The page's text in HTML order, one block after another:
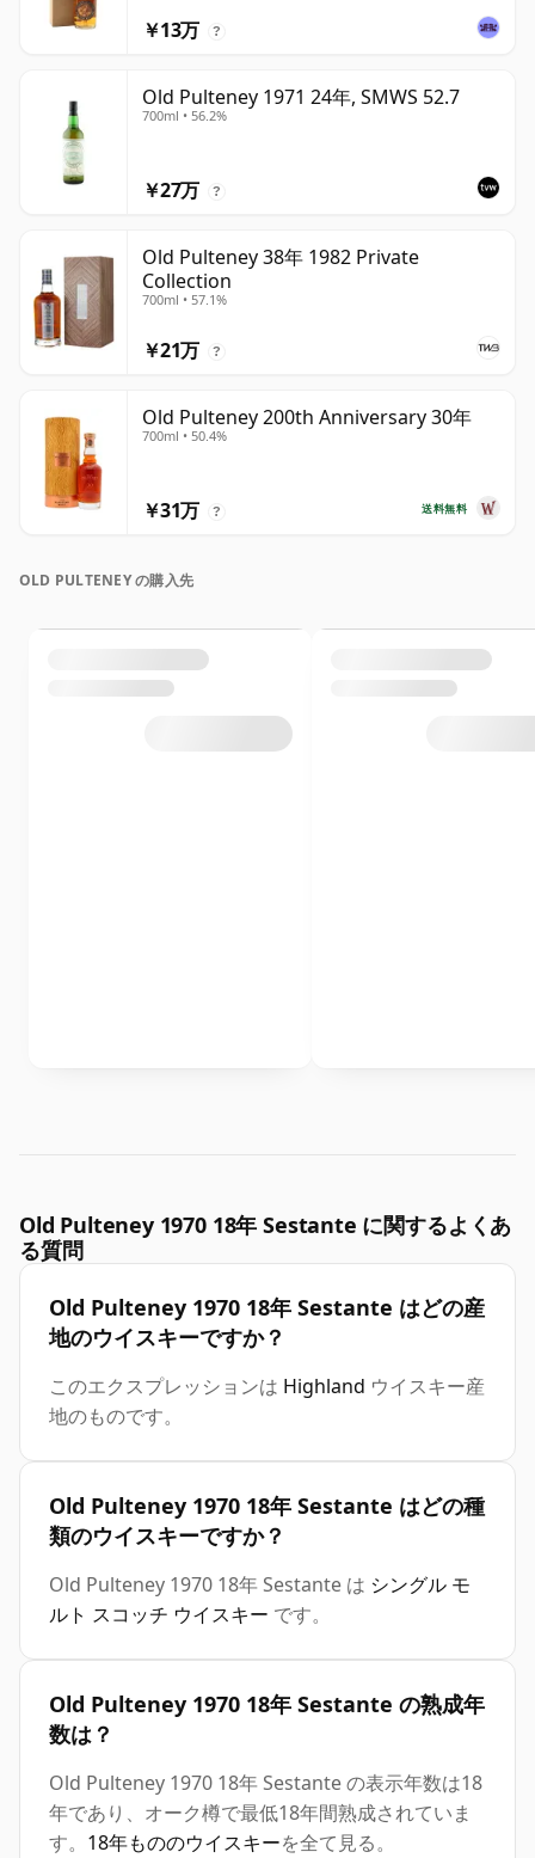
￥13万 ?
Old Pulteney 1971 24年, SMWS 52.7
700ml • 56.2%
￥27万 ?
Old Pulteney 38年 1982 Private
Collection
700ml • 57.1%
￥21万 ?
Old Pulteney 200th Anniversary 30年
700ml • 50.4%
送料無料
￥31万 ?
OLD PULTENEY の購入先
Old Pulteney 1970 18年 Sestante に関するよくあ
る質問
Old Pulteney 1970 18年 Sestante はどの産
地のウイスキーですか？
このエクスプレッションは Highland ウイスキー産
地のものです。
Old Pulteney 1970 18年 Sestante はどの種
類のウイスキーですか？
Old Pulteney 1970 18年 Sestante は シングル モ
ルト スコッチ ウイスキー です。
Old Pulteney 1970 18年 Sestante の熟成年
数は？
Old Pulteney 1970 18年 Sestante の表示年数は18
年であり、オーク樽で最低18年間熟成されていま
す。 18年もののウイスキーを全て見る。